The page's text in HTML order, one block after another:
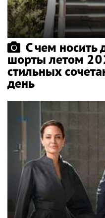
С чем носить
шорты летом
стильных
день